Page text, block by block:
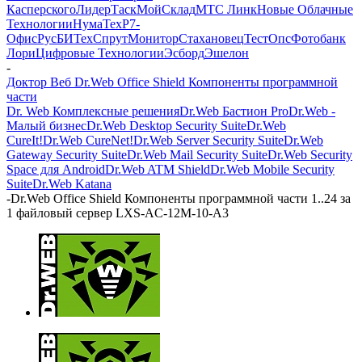
КасперскогоЛидерТаскМойСкладМТС ЛинкНовые Облачные
ТехнологииНумаТехР7-
ОфисРусБИТехСпрутМониторСтахановецТестОпсФотобанк
ЛориЦифровые ТехнологииЭсбордЭшелон
-
Доктор Веб Dr.Web Office Shield Компоненты программной
части
Dr. Web Комплексные решенияDr.Web Бастион ProDr.Web -
Малый бизнесDr.Web Desktop Security SuiteDr.Web
CureIt!Dr.Web CureNet!Dr.Web Server Security SuiteDr.Web
Gateway Security SuiteDr.Web Mail Security SuiteDr.Web Security
Space для AndroidDr.Web ATM ShieldDr.Web Mobile Security
SuiteDr.Web Katana
-Dr.Web Office Shield Компоненты программной части 1..24 за
1 файловый сервер LXS-AC-12M-10-A3